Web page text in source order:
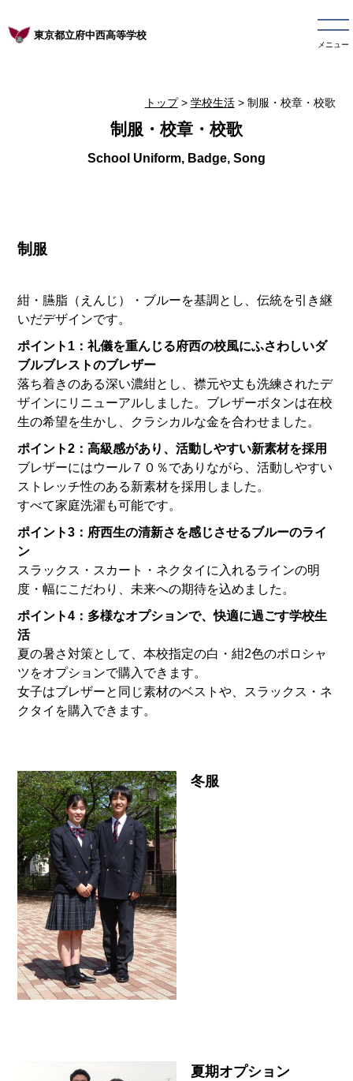
東京都立府中西高等学校
メニュー
トップ> 学校生活> 制服・校章・校歌
制服・校章・校歌
制服
紺・臙脂（えんじ）・ブルーを基調とし、伝統を引き継
いだデザインです。
ポイント1：礼儀を重んじる府西の校風にふさわしいダ
ブルブレストのブレザー
落ち着きのある深い濃紺とし、襟元や丈も洗練されたデ
ザインにリニューアルしました。ブレザーボタンは在校
生の希望を生かし、クラシカルな金を合わせました。
ポイント2：高級感があり、活動しやすい新素材を採用
ブレザーにはウール７０％でありながら、活動しやすい
ストレッチ性のある新素材を採用しました。
すべて家庭洗濯も可能です。
ポイント3：府西生の清新さを感じさせるブルーのライ
ン
スラックス・スカート・ネクタイに入れるラインの明
度・幅にこだわり、未来への期待を込めました。
ポイント4：多様なオプションで、快適に過ごす学校生
活
夏の暑さ対策として、本校指定の白・紺2色のポロシャ
ツをオプションで購入できます。
女子はブレザーと同じ素材のベストや、スラックス・ネ
クタイを購入できます。
冬服
夏期オプション